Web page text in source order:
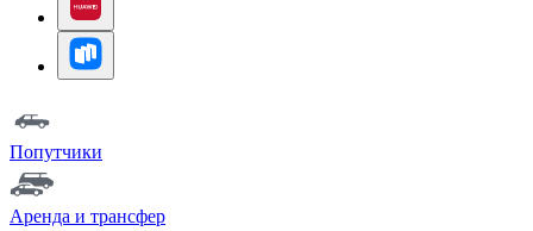
Попутчики
Аренда и трансфер